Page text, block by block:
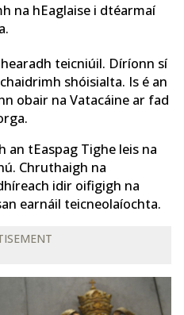
na hEaglaise i dtéarmaí
teicniúil. Díríonn sí
shóisialta. Is é an
obair na Vatacáine ar fad
an tEaspag Tighe leis na
Chruthaigh na
idir oifigigh na
earnáil teicneolaíochta.